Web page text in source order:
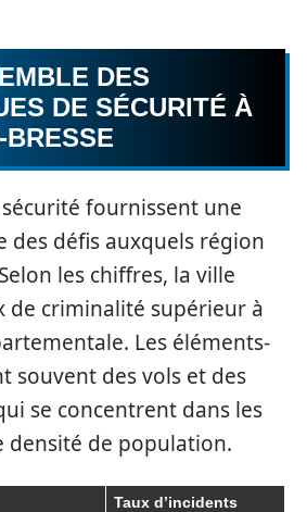
DES
DE SÉCURITÉ À
BRESSE
fournissent une
des défis auxquels région
les chiffres, la ville
de criminalité supérieur à
Les éléments-
souvent des vols et des
se concentrent dans les
densité de population.
Taux d’incidents